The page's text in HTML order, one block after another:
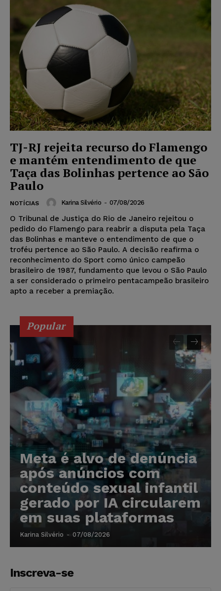
TJ-RJ rejeita recurso do Flamengo
e mantém entendimento de que
Taça das Bolinhas pertence ao São
Paulo
NOTÍCIAS Karina Silvério - 07/08/2026
O Tribunal de Justiça do Rio de Janeiro rejeitou o
pedido do Flamengo para reabrir a disputa pela Taça
das Bolinhas e manteve o entendimento de que o
troféu pertence ao São Paulo. A decisão reafirma o
reconhecimento do Sport como único campeão
brasileiro de 1987, fundamento que levou o São Paulo
a ser considerado o primeiro pentacampeão brasileiro
apto a receber a premiação.
Popular
Meta é alvo de denúncia
após anúncios com
conteúdo sexual infantil
gerado por IA circularem
em suas plataformas
Karina Silvério - 07/08/2026
Inscreva-se